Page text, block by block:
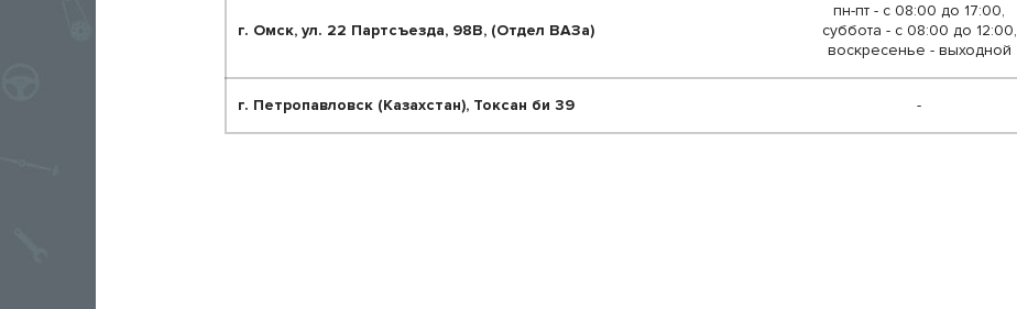
г. Омск, ул. 22 Партсъезда, 98В, (Отдел ВАЗа)
пн-пт - с 08:00 до 17:00,
суббота - с 08:00 до 12:00,
воскресенье - выходной
г. Петропавловск (Казахстан), Токсан би 39 -